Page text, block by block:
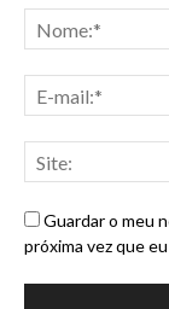
Guardar o meu
próxima vez que